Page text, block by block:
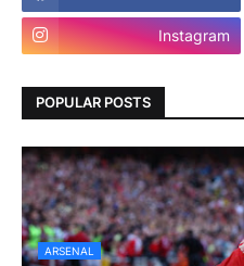
Instagram
POPULAR POSTS
ARSENAL